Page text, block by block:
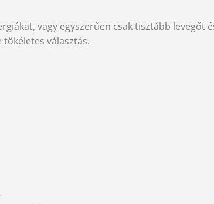
vagy egyszerűen csak tisztább levegőt
választás.